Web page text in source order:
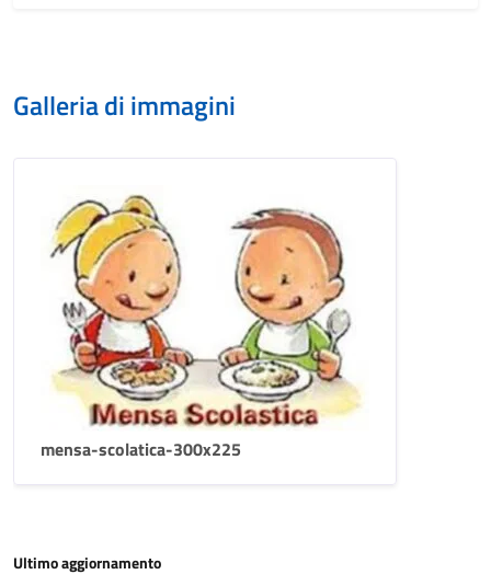
Galleria di immagini
mensa-scolatica-300x225
Ultimo aggiornamento